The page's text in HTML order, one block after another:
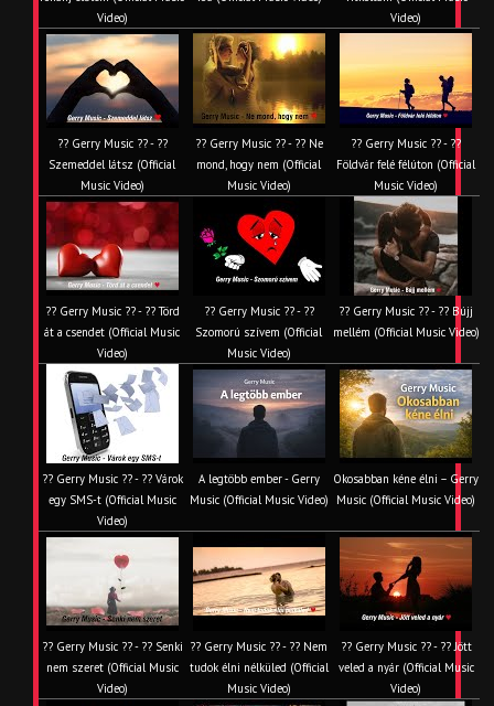
Video)
Video)
?? Gerry Music ?? - ??
Szemeddel látsz (Official
Music Video)
?? Gerry Music ?? - ?? Ne
mond, hogy nem (Official
Music Video)
?? Gerry Music ?? - ??
Földvár felé félúton (Official
Music Video)
?? Gerry Music ?? - ?? Törd
át a csendet (Official Music
Video)
?? Gerry Music ?? - ??
Szomorú szívem (Official
Music Video)
?? Gerry Music ?? - ?? Bújj
mellém (Official Music Video)
?? Gerry Music ?? - ?? Várok
egy SMS-t (Official Music
Video)
A legtöbb ember - Gerry
Music (Official Music Video)
Okosabban kéne élni – Gerry
Music (Official Music Video)
?? Gerry Music ?? - ?? Senki
nem szeret (Official Music
Video)
?? Gerry Music ?? - ?? Nem
tudok élni nélküled (Official
Music Video)
?? Gerry Music ?? - ?? Jött
veled a nyár (Official Music
Video)